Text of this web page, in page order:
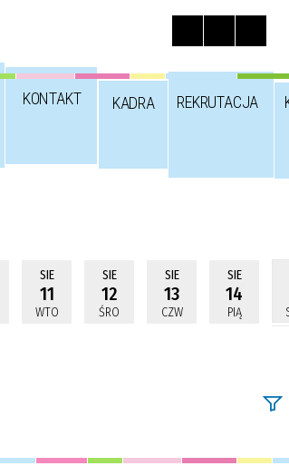
KONTAKT KADRA REKRUTACJA
SIE
11
WTO
SIE
12
ŚRO
SIE
13
CZW
SIE
14
PIĄ